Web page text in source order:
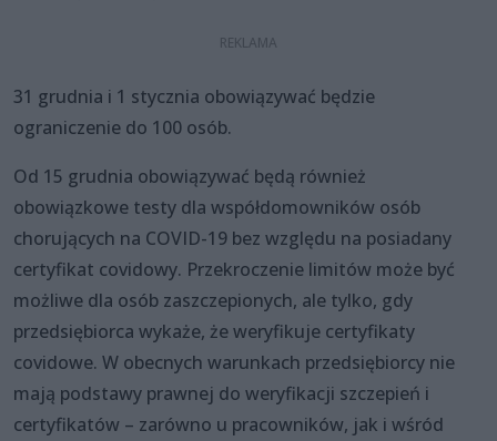
31 grudnia i 1 stycznia obowiązywać będzie
ograniczenie do 100 osób.
Od 15 grudnia obowiązywać będą również
obowiązkowe testy dla współdomowników osób
chorujących na COVID-19 bez względu na posiadany
certyfikat covidowy. Przekroczenie limitów może być
możliwe dla osób zaszczepionych, ale tylko, gdy
przedsiębiorca wykaże, że weryfikuje certyfikaty
covidowe. W obecnych warunkach przedsiębiorcy nie
mają podstawy prawnej do weryfikacji szczepień i
certyfikatów – zarówno u pracowników, jak i wśród